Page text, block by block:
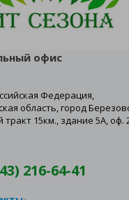
офис
Федерация,
область, город
тракт 15км., здание 5А, оф.
216-64-41